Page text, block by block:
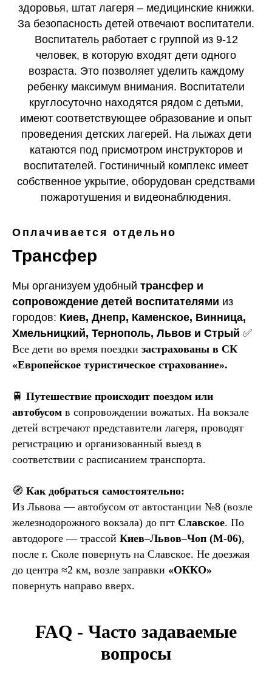
здоровья, штат лагеря – медицинские книжки.
За безопасность детей отвечают воспитатели.
Воспитатель работает с группой из 9-12
человек, в которую входят дети одного
возраста. Это позволяет уделить каждому
ребенку максимум внимания. Воспитатели
круглосуточно находятся рядом с детьми,
имеют соответствующее образование и опыт
проведения детских лагерей. На лыжах дети
катаются под присмотром инструкторов и
воспитателей. Гостиничный комплекс имеет
собственное укрытие, оборудован средствами
пожаротушения и видеонаблюдения.
Оплачивается отдельно
Трансфер
Мы организуем удобный трансфер и
сопровождение детей воспитателями из
городов: Киев, Днепр, Каменское, Винница,
Хмельницкий, Тернополь, Львов и Стрый ✅
Все дети во время поездки застрахованы в СК
«Европейское туристическое страхование».
🚆 Путешествие происходит поездом или
автобусом в сопровождении вожатых. На вокзале
детей встречают представители лагеря, проводят
регистрацию и организованный выезд в
соответствии с расписанием транспорта.
🧭 Как добраться самостоятельно:
Из Львова — автобусом от автостанции №8 (возле
железнодорожного вокзала) до пгт Славское. По
автодороге — трассой Киев–Львов–Чоп (М-06),
после г. Сколе повернуть на Славское. Не доезжая
до центра ≈2 км, возле заправки «ОККО»
повернуть направо вверх.
FAQ - Часто задаваемые
вопросы